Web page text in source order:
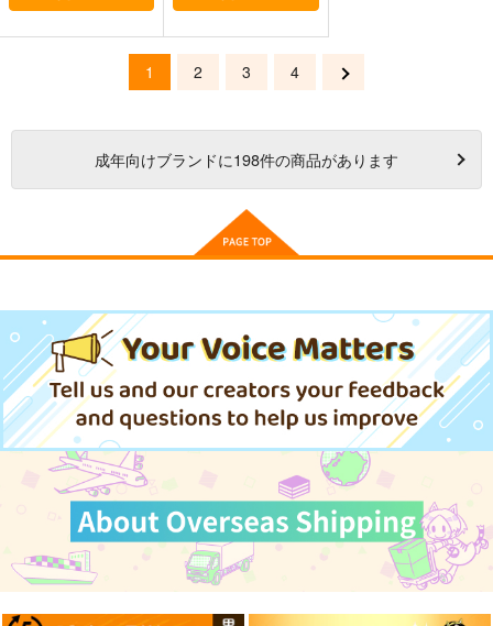
1 2 3 4
成年向けブランドに198件の商品があります